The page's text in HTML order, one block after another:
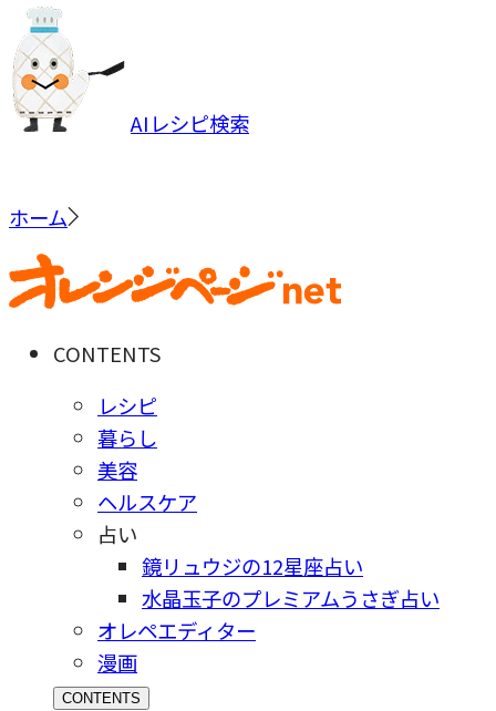
AIレシピ検索
ホーム
CONTENTS
レシピ
暮らし
美容
ヘルスケア
占い
鏡リュウジの12星座占い
水晶玉子のプレミアムうさぎ占い
オレペエディター
漫画
CONTENTS